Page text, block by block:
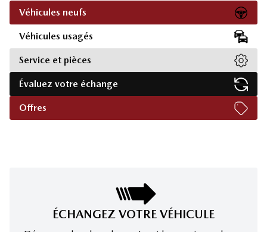
Véhicules neufs
Véhicules usagés
Service et pièces
Évaluez votre échange
Offres
ÉCHANGEZ VOTRE VÉHICULE